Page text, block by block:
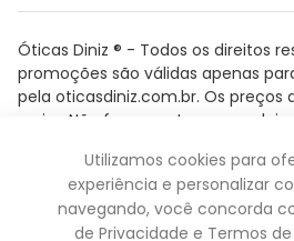
Óticas Diniz ® - Todos os direitos
promoções são válidas apenas
pela oticasdiniz.com.br. Os preços
variar. Não fazemos trocas em
Powered by
Utilizamos cookies para
experiência e personalizar
navegando, você concorda
de Privacidade e Termos de